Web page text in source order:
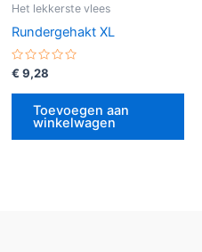
Het lekkerste vlees
Rundergehakt XL
Gewaardeerd
0
uit
€ 9,28
Toevoegen aan
winkelwagen